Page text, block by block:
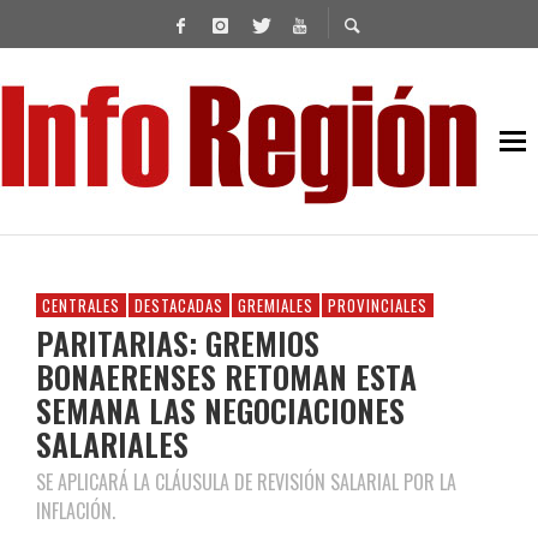
CENTRALES DESTACADAS GREMIALES PROVINCIALES
PARITARIAS: GREMIOS
BONAERENSES RETOMAN ESTA
SEMANA LAS NEGOCIACIONES
SALARIALES
SE APLICARÁ LA CLÁUSULA DE REVISIÓN SALARIAL POR LA
INFLACIÓN.